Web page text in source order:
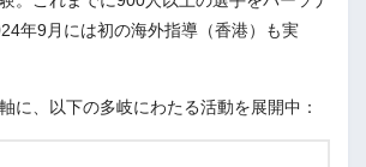
年9月には初の海外指導（香港）も実
に、以下の多岐にわたる活動を展開中：